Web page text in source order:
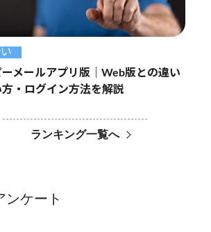
ーメールアプリ版｜Web版との違い
方・ログイン方法を解説
ランキング一覧へ
ンケート